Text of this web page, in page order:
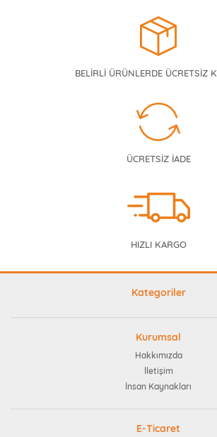
BELİRLİ ÜRÜNLERDE ÜCRETSİZ
ÜCRETSİZ İADE
HIZLI KARGO
Kategoriler
Kurumsal
Hakkımızda
İletişim
İnsan Kaynakları
E-Ticaret